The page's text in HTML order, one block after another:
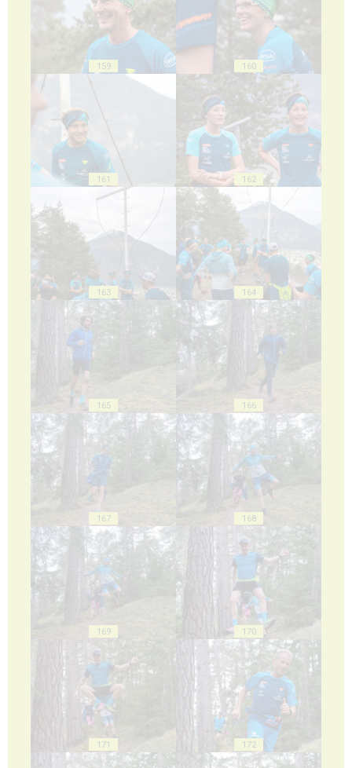
159 160
161 162
163 164
165 166
167 168
169 170
171 172